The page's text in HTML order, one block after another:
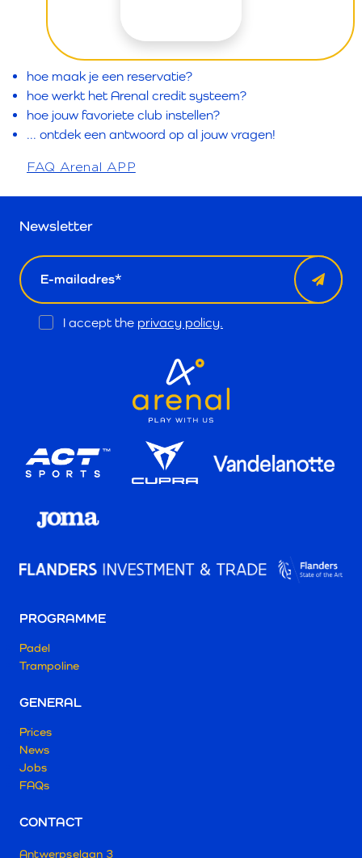
hoe maak je een reservatie?
hoe werkt het Arenal credit systeem?
hoe jouw favoriete club instellen?
... ontdek een antwoord op al jouw vragen!
FAQ Arenal APP
Newsletter
email
Opt
I accept the privacy policy.
PROGRAMME
Padel
Trampoline
GENERAL
Prices
News
Jobs
FAQs
CONTACT
Antwerpselaan 3